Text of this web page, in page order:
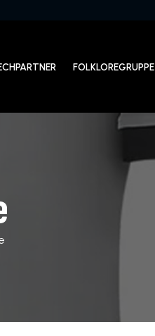
FOLKLOREGRUPPE